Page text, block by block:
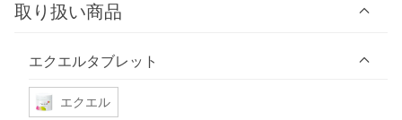
取り扱い商品
エクエルタブレット
エクエル